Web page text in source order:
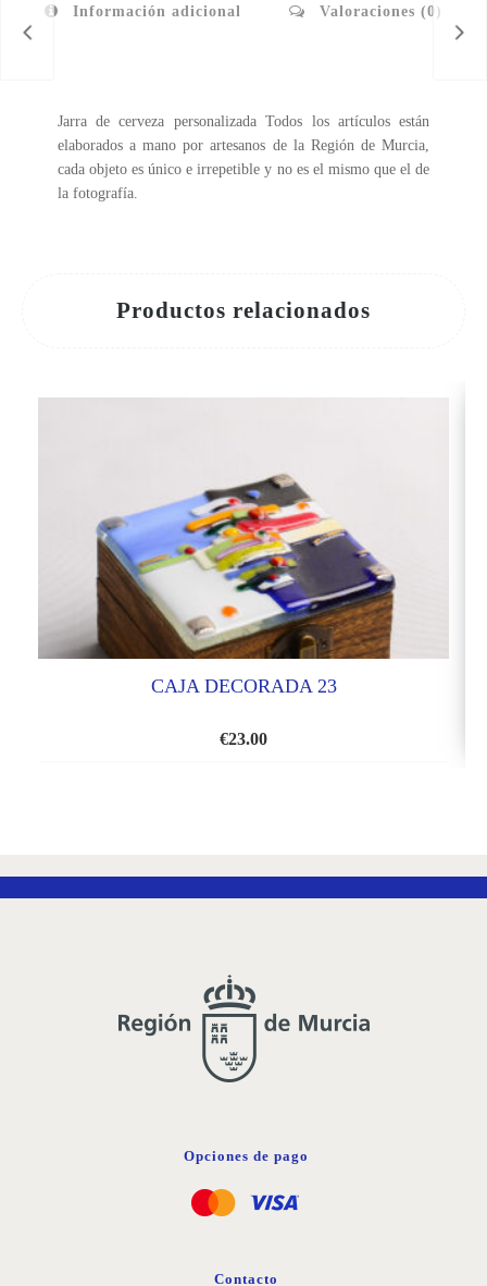
Información adicional Valoraciones (0)
Jarra de cerveza personalizada Todos los artículos están
elaborados a mano por artesanos de la Región de Murcia,
cada objeto es único e irrepetible y no es el mismo que el de
la fotografía.
Productos relacionados
CAJA DECORADA 23
€23.00
Opciones de pago
Contacto